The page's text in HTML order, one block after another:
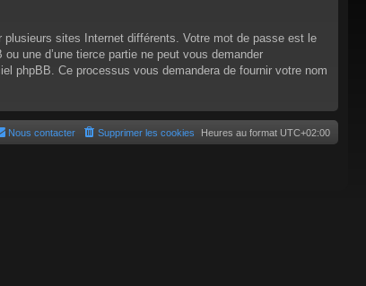
sites Internet différents. Votre mot de passe est le
une d’une tierce partie ne peut vous demander
phpBB. Ce processus vous demandera de fournir votre nom
Heures au format UTC+02:00
Supprimer les cookies
Nous contacter